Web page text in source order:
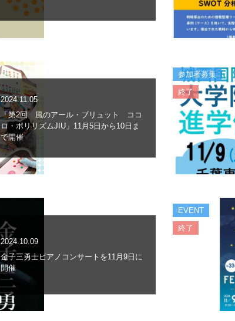
2024.11.05
「第2回 風のアール・ブリュット ココ
ロ・ポリリズムJIU」11月5日から10日ま
で開催
参加者募集
終了
2024.10.09
金子三勇士ピアノコンサートを11月9日に
開催
EVENT
終了